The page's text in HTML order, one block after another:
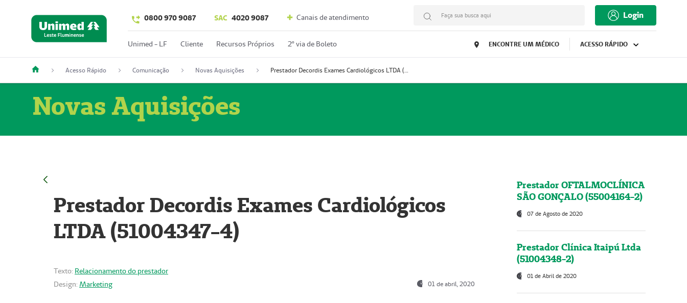
0800 970 9087 SAC 4020 9087 Canais de atendimento Faça sua busca aqui Login
Unimed - LF Cliente Recursos Próprios 2º via de Boleto ENCONTRE UM MÉDICO ACESSO RÁPIDO
Acesso Rápido Comunicação Novas Aquisições Prestador Decordis Exames Cardiológicos LTDA (51004347-4)
Novas Aquisições
Prestador Decordis Exames Cardiológicos
LTDA (51004347-4)
Texto: Relacionamento do prestador
Design: Marketing 01 de abril, 2020
Prestador OFTALMOCLÍNICA
SÃO GONÇALO (55004164-2)
07 de Agosto de 2020
Prestador Clínica Itaipú Ltda
(51004348-2)
01 de Abril de 2020